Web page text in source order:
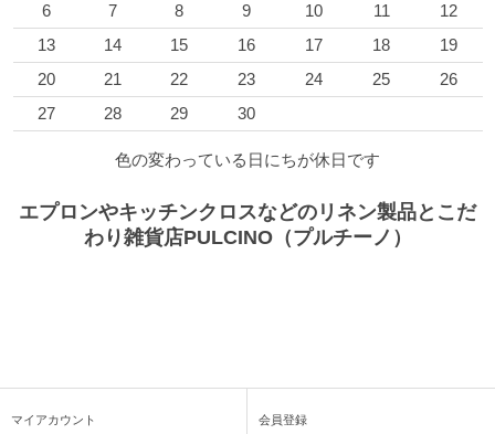
6
7 8 9 10 11
12
13
14 15 16 17 18
19
20
21 22 23 24 25
26
27
28 29 30
色の変わっている日にちが休日です
エプロンやキッチンクロスなどのリネン製品とこだ
わり雑貨店PULCINO（プルチーノ）
マイアカウント 会員登録